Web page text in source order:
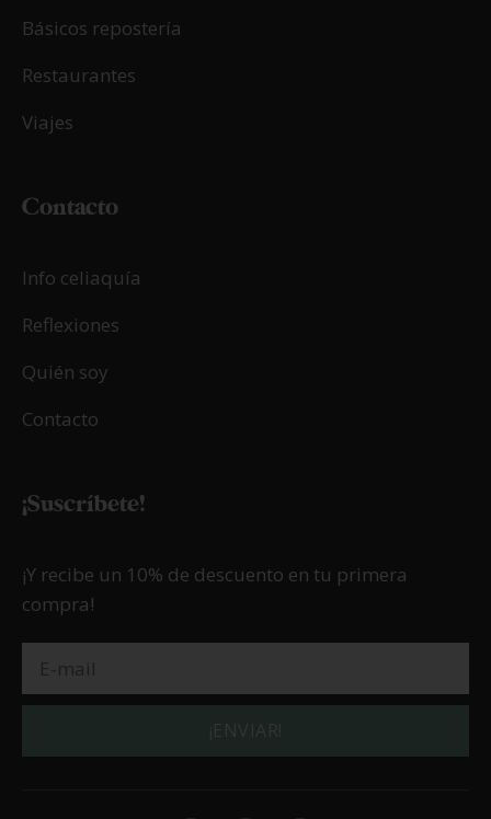
Básicos repostería
Restaurantes
Viajes
Contacto
Info celiaquía
Reflexiones
Quién soy
Contacto
¡Suscríbete!
¡Y recibe un 10% de descuento en tu primera
compra!
¡ENVIAR!